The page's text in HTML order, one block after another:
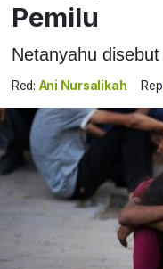
Pemilu
Netanyahu
Red: Ani Nursalikah